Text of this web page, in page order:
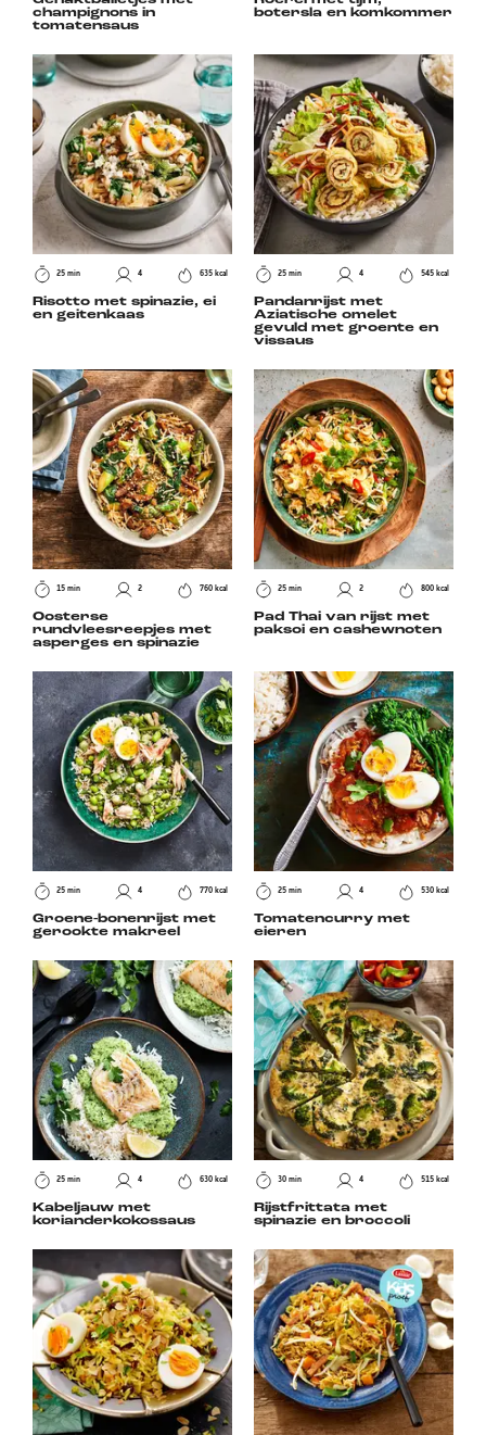
champignons in
tomatensaus
botersla en komkommer
25 min 4 635 kcal
Risotto met spinazie, ei
en geitenkaas
25 min 4 545 kcal
Pandanrijst met
Aziatische omelet
gevuld met groente en
vissaus
15 min 2 760 kcal
Oosterse
rundvleesreepjes met
asperges en spinazie
25 min 2 800 kcal
Pad Thai van rijst met
paksoi en cashewnoten
25 min 4 770 kcal
Groene-bonenrijst met
gerookte makreel
25 min 4 530 kcal
Tomatencurry met
eieren
25 min 4 630 kcal
Kabeljauw met
korianderkokossaus
30 min 4 515 kcal
Rijstfrittata met
spinazie en broccoli